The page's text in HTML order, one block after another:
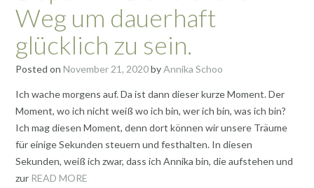
Weg um dauerhaft
glücklich zu sein.
Posted on November 21, 2020byAnnika Schoo
Ich wache morgens auf. Da ist dann dieser kurze Moment. Der
Moment, wo ich nicht weiß wo ich bin, wer ich bin, was ich bin?
Ich mag diesen Moment, denn dort können wir unsere Träume
für einige Sekunden steuern und festhalten. In diesen
Sekunden, weiß ich zwar, dass ich Annika bin, die aufstehen und
zur READ MORE